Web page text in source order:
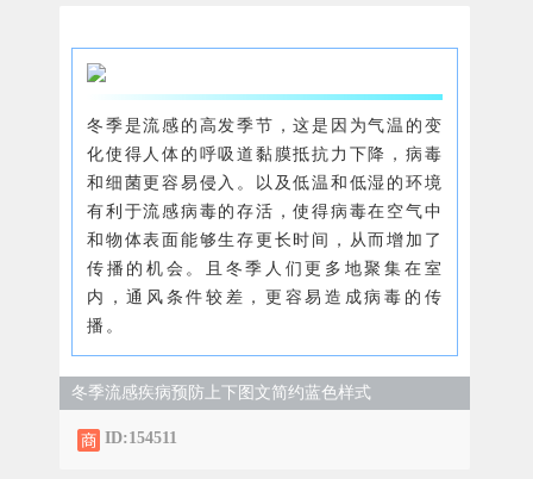
冬季是流感的高发季节，这是因为气温的变
化使得人体的呼吸道黏膜抵抗力下降，病毒
和细菌更容易侵入。以及低温和低湿的环境
有利于流感病毒的存活，使得病毒在空气中
和物体表面能够生存更长时间，从而增加了
传播的机会。且冬季人们更多地聚集在室
内，通风条件较差，更容易造成病毒的传
播。
冬季流感疾病预防上下图文简约蓝色样式
ID:154511